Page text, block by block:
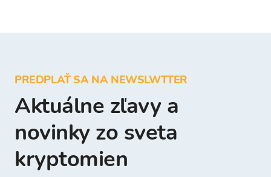
PREDPLAŤ SA NA NEWSLWTTER
Aktuálne zľavy a
novinky zo sveta
kryptomien